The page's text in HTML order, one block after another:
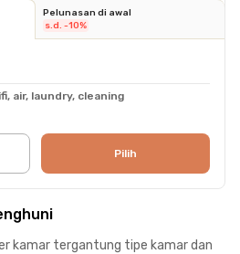
Pelunasan di awal
s.d. -10%
air, laundry, cleaning
Pilih
kamar tergantung tipe kamar dan